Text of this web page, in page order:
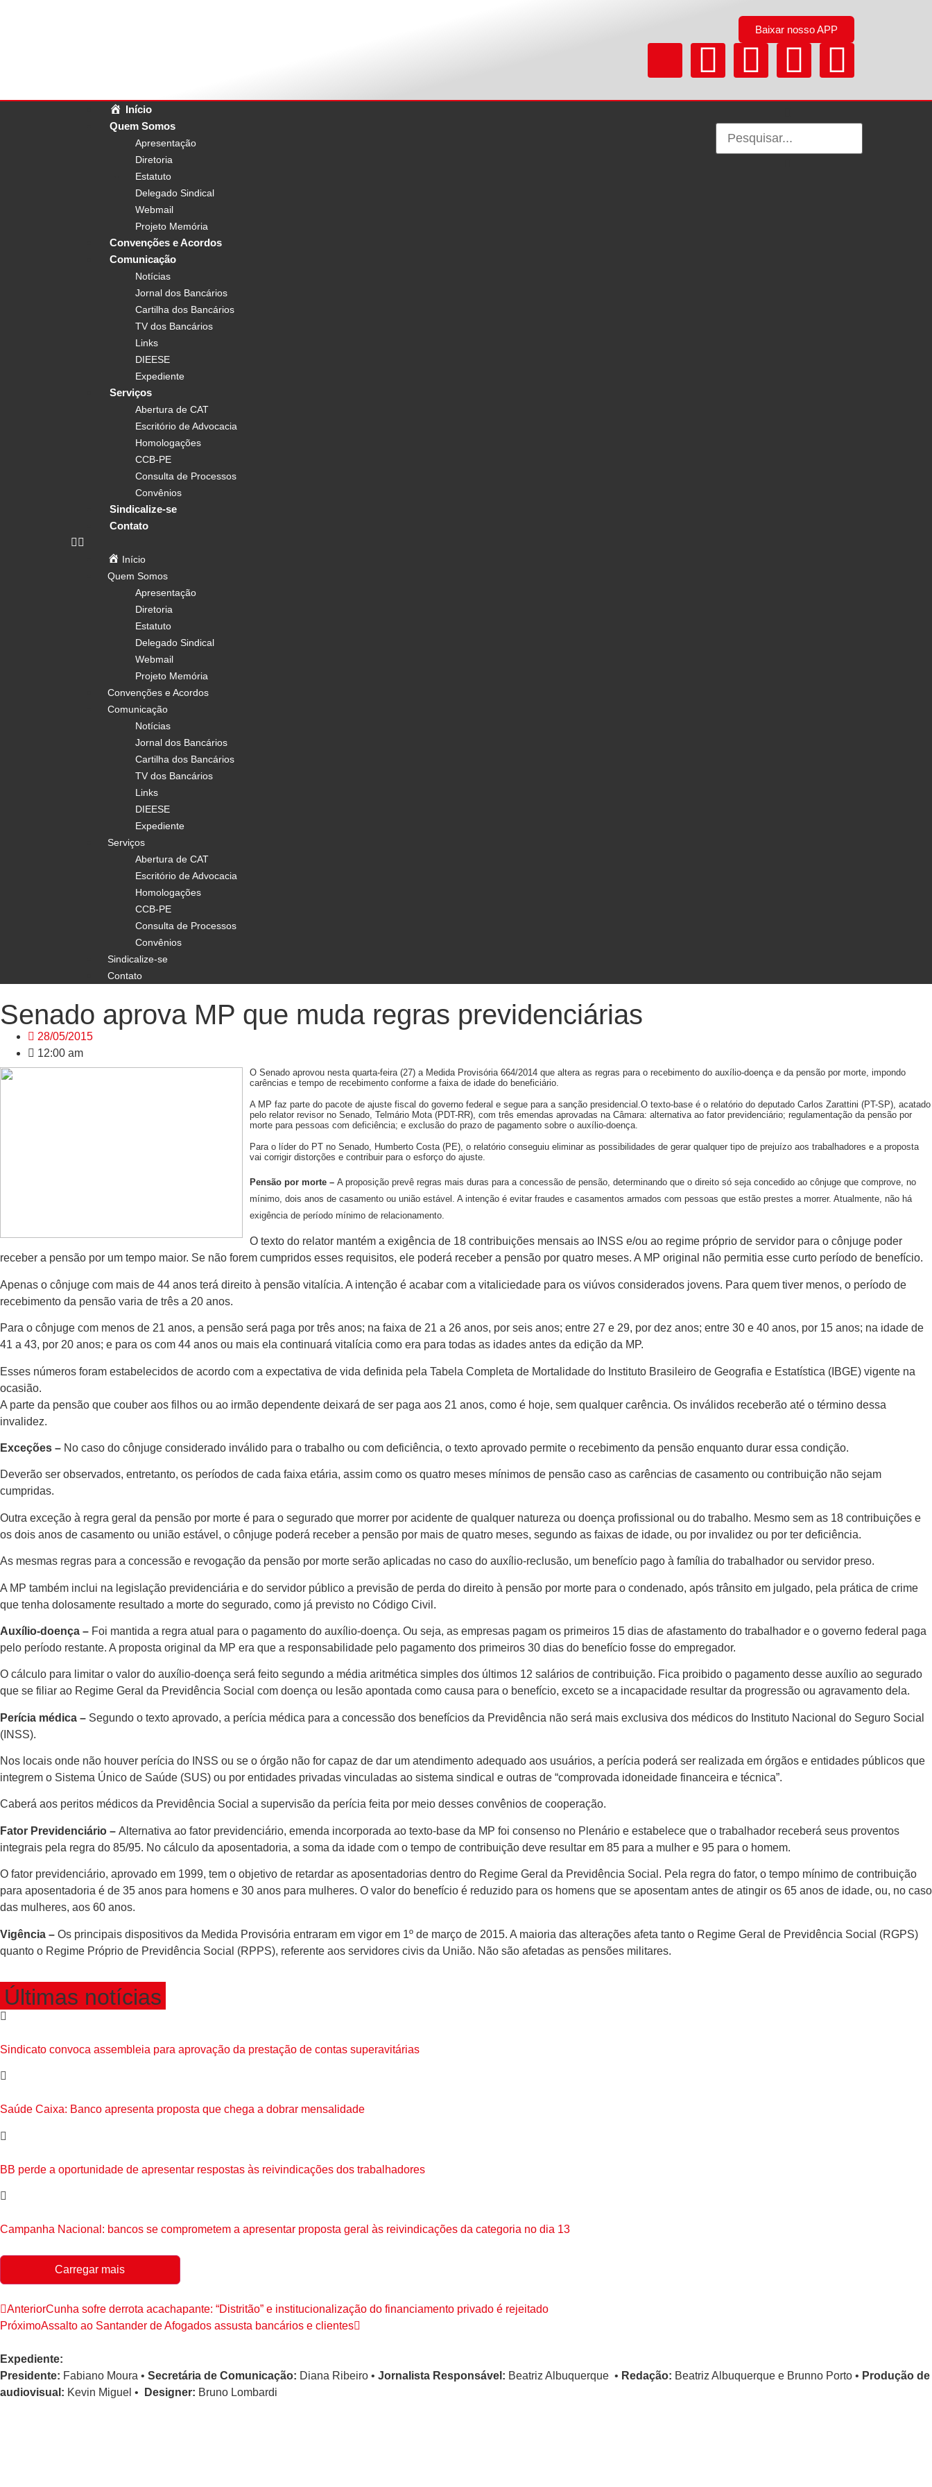
Baixar nosso APP
Início
Quem Somos
Apresentação
Diretoria
Estatuto
Delegado Sindical
Webmail
Projeto Memória
Convenções e Acordos
Comunicação
Notícias
Jornal dos Bancários
Cartilha dos Bancários
TV dos Bancários
Links
DIEESE
Expediente
Serviços
Abertura de CAT
Escritório de Advocacia
Homologações
CCB-PE
Consulta de Processos
Convênios
Sindicalize-se
Contato
Início
Quem Somos
Apresentação
Diretoria
Estatuto
Delegado Sindical
Webmail
Projeto Memória
Convenções e Acordos
Comunicação
Notícias
Jornal dos Bancários
Cartilha dos Bancários
TV dos Bancários
Links
DIEESE
Expediente
Serviços
Abertura de CAT
Escritório de Advocacia
Homologações
CCB-PE
Consulta de Processos
Convênios
Sindicalize-se
Contato
Senado aprova MP que muda regras previdenciárias
28/05/2015
12:00 am
O Senado aprovou nesta quarta-feira (27) a Medida Provisória 664/2014 que altera as regras para o recebimento do auxílio-doença e da pensão por morte, impondo
carências e tempo de recebimento conforme a faixa de idade do beneficiário.
A MP faz parte do pacote de ajuste fiscal do governo federal e segue para a sanção presidencial.O texto-base é o relatório do deputado Carlos Zarattini (PT-SP), acatado
pelo relator revisor no Senado, Telmário Mota (PDT-RR), com três emendas aprovadas na Câmara: alternativa ao fator previdenciário; regulamentação da pensão por
morte para pessoas com deficiência; e exclusão do prazo de pagamento sobre o auxílio-doença.
Para o líder do PT no Senado, Humberto Costa (PE), o relatório conseguiu eliminar as possibilidades de gerar qualquer tipo de prejuízo aos trabalhadores e a proposta
vai corrigir distorções e contribuir para o esforço do ajuste.
Pensão por morte – A proposição prevê regras mais duras para a concessão de pensão, determinando que o direito só seja concedido ao cônjuge que comprove, no
mínimo, dois anos de casamento ou união estável. A intenção é evitar fraudes e casamentos armados com pessoas que estão prestes a morrer. Atualmente, não há
exigência de período mínimo de relacionamento.
O texto do relator mantém a exigência de 18 contribuições mensais ao INSS e/ou ao regime próprio de servidor para o cônjuge poder
receber a pensão por um tempo maior. Se não forem cumpridos esses requisitos, ele poderá receber a pensão por quatro meses. A MP original não permitia esse curto período de benefício.
Apenas o cônjuge com mais de 44 anos terá direito à pensão vitalícia. A intenção é acabar com a vitaliciedade para os viúvos considerados jovens. Para quem tiver menos, o período de
recebimento da pensão varia de três a 20 anos.
Para o cônjuge com menos de 21 anos, a pensão será paga por três anos; na faixa de 21 a 26 anos, por seis anos; entre 27 e 29, por dez anos; entre 30 e 40 anos, por 15 anos; na idade de
41 a 43, por 20 anos; e para os com 44 anos ou mais ela continuará vitalícia como era para todas as idades antes da edição da MP.
Esses números foram estabelecidos de acordo com a expectativa de vida definida pela Tabela Completa de Mortalidade do Instituto Brasileiro de Geografia e Estatística (IBGE) vigente na
ocasião.
A parte da pensão que couber aos filhos ou ao irmão dependente deixará de ser paga aos 21 anos, como é hoje, sem qualquer carência. Os inválidos receberão até o término dessa
invalidez.
Exceções – No caso do cônjuge considerado inválido para o trabalho ou com deficiência, o texto aprovado permite o recebimento da pensão enquanto durar essa condição.
Deverão ser observados, entretanto, os períodos de cada faixa etária, assim como os quatro meses mínimos de pensão caso as carências de casamento ou contribuição não sejam
cumpridas.
Outra exceção à regra geral da pensão por morte é para o segurado que morrer por acidente de qualquer natureza ou doença profissional ou do trabalho. Mesmo sem as 18 contribuições e
os dois anos de casamento ou união estável, o cônjuge poderá receber a pensão por mais de quatro meses, segundo as faixas de idade, ou por invalidez ou por ter deficiência.
As mesmas regras para a concessão e revogação da pensão por morte serão aplicadas no caso do auxílio-reclusão, um benefício pago à família do trabalhador ou servidor preso.
A MP também inclui na legislação previdenciária e do servidor público a previsão de perda do direito à pensão por morte para o condenado, após trânsito em julgado, pela prática de crime
que tenha dolosamente resultado a morte do segurado, como já previsto no Código Civil.
Auxílio-doença – Foi mantida a regra atual para o pagamento do auxílio-doença. Ou seja, as empresas pagam os primeiros 15 dias de afastamento do trabalhador e o governo federal paga
pelo período restante. A proposta original da MP era que a responsabilidade pelo pagamento dos primeiros 30 dias do benefício fosse do empregador.
O cálculo para limitar o valor do auxílio-doença será feito segundo a média aritmética simples dos últimos 12 salários de contribuição. Fica proibido o pagamento desse auxílio ao segurado
que se filiar ao Regime Geral da Previdência Social com doença ou lesão apontada como causa para o benefício, exceto se a incapacidade resultar da progressão ou agravamento dela.
Perícia médica – Segundo o texto aprovado, a perícia médica para a concessão dos benefícios da Previdência não será mais exclusiva dos médicos do Instituto Nacional do Seguro Social
(INSS).
Nos locais onde não houver perícia do INSS ou se o órgão não for capaz de dar um atendimento adequado aos usuários, a perícia poderá ser realizada em órgãos e entidades públicos que
integrem o Sistema Único de Saúde (SUS) ou por entidades privadas vinculadas ao sistema sindical e outras de “comprovada idoneidade financeira e técnica”.
Caberá aos peritos médicos da Previdência Social a supervisão da perícia feita por meio desses convênios de cooperação.
Fator Previdenciário – Alternativa ao fator previdenciário, emenda incorporada ao texto-base da MP foi consenso no Plenário e estabelece que o trabalhador receberá seus proventos
integrais pela regra do 85/95. No cálculo da aposentadoria, a soma da idade com o tempo de contribuição deve resultar em 85 para a mulher e 95 para o homem.
O fator previdenciário, aprovado em 1999, tem o objetivo de retardar as aposentadorias dentro do Regime Geral da Previdência Social. Pela regra do fator, o tempo mínimo de contribuição
para aposentadoria é de 35 anos para homens e 30 anos para mulheres. O valor do benefício é reduzido para os homens que se aposentam antes de atingir os 65 anos de idade, ou, no caso
das mulheres, aos 60 anos.
Vigência – Os principais dispositivos da Medida Provisória entraram em vigor em 1º de março de 2015. A maioria das alterações afeta tanto o Regime Geral de Previdência Social (RGPS)
quanto o Regime Próprio de Previdência Social (RPPS), referente aos servidores civis da União. Não são afetadas as pensões militares.
Últimas notícias
Sindicato convoca assembleia para aprovação da prestação de contas superavitárias
Saúde Caixa: Banco apresenta proposta que chega a dobrar mensalidade
BB perde a oportunidade de apresentar respostas às reivindicações dos trabalhadores
Campanha Nacional: bancos se comprometem a apresentar proposta geral às reivindicações da categoria no dia 13
Carregar mais
AnteriorCunha sofre derrota acachapante: “Distritão” e institucionalização do financiamento privado é rejeitado
PróximoAssalto ao Santander de Afogados assusta bancários e clientes
Expediente:
Presidente: Fabiano Moura • Secretária de Comunicação: Diana Ribeiro • Jornalista Responsável: Beatriz Albuquerque • Redação: Beatriz Albuquerque e Brunno Porto • Produção de
audiovisual: Kevin Miguel • Designer: Bruno Lombardi